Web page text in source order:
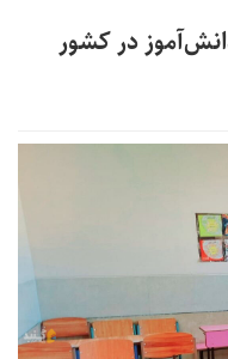
دانش‌آموز در کشور